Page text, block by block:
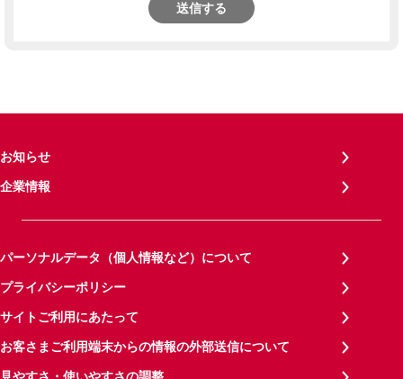
送信する
お知らせ
企業情報
パーソナルデータ（個人情報など）について
プライバシーポリシー
サイトご利用にあたって
お客さまご利用端末からの情報の外部送信について